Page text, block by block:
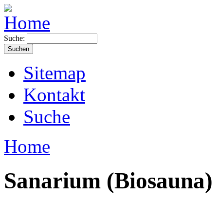
Suche:
Sitemap
Kontakt
Suche
Home
Sanarium (Biosauna)